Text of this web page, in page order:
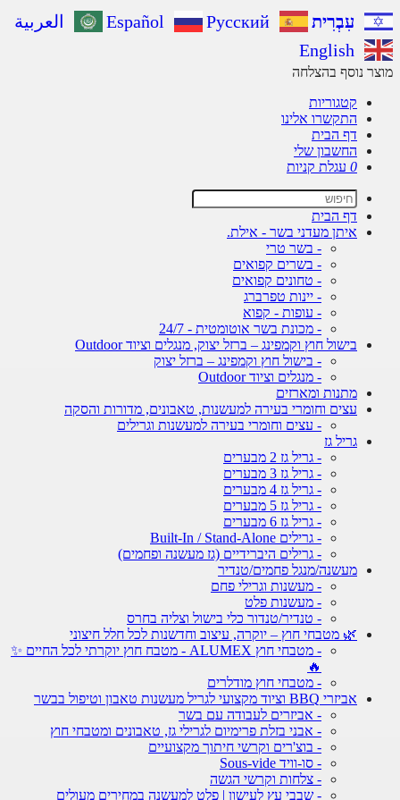
עִבְרִית Español Русский
العربية
English
נוסף בהצלחה
קטגוריות
התקשרו אלינו
דף הבית
החשבון שלי
עגלת קניות
דף הבית
איתן מעדני בשר - אילת.
- בשר טרי
- בשרים קפואים
- טחונים קפואים
- יינות טפרברג
- עופות - קפוא
- מכונת בשר אוטומטית - 24/7
בישול חוץ וקמפינג – ברזל יצוק, מנגלים וציוד Outdoor
- בישול חוץ וקמפינג – ברזל יצוק
- מנגלים וציוד Outdoor
מתנות ומארזים
עצים וחומרי בעירה למעשנות, טאבונים, מדורות והסקה
- עצים וחומרי בעירה למעשנות וגרילים
גריל גז
- גריל גז 2 מבערים
- גריל גז 3 מבערים
- גריל גז 4 מבערים
- גריל גז 5 מבערים
- גריל גז 6 מבערים
- גרילים Built-In / Stand-Alone
- גרילים היברידיים (גז מעשנה ופחמים)
מעשנה/מנגל פחמים/טנדיר
- מעשנות וגרילי פחם
- מעשנות פלט
- טנדיר/טנדור כלי בישול וצליה בחרס
🌿 מטבחי חוץ – יוקרה, עיצוב וחדשנות לכל חלל חיצוני
- מטבחי חוץ ALUMEX - מטבח חוץ יוקרתי לכל החיים ✨
- מטבחי חוץ מודלרים
אביזרי BBQ וציוד מקצועי לגריל מעשנות טאבון וטיפול בבשר
- אביזרים לעבודה עם בשר
- אבני בזלת פרימיום לגרילי גז, טאבונים ומטבחי חוץ
- בוצ'רים וקרשי חיתוך מקצועיים
- סו-וויד Sous-vide
- צלחות וקרשי הגשה
- שבבי עץ לעישון | פלט למעשנה במחירים מעולים